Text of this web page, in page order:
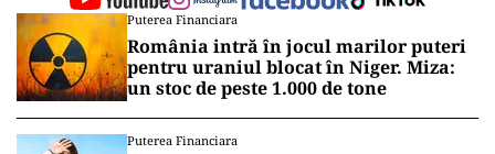
Puterea Financiara
România intră în jocul marilor puteri
pentru uraniul blocat în Niger. Miza:
un stoc de peste 1.000 de tone
Puterea Financiara